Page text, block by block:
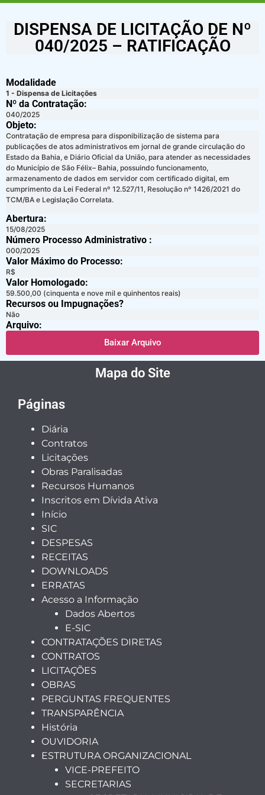
DISPENSA DE LICITAÇÃO DE Nº
040/2025 – RATIFICAÇÃO
Modalidade
1 - Dispensa de Licitações
Nº da Contratação:
040/2025
Objeto:
Contratação de empresa para disponibilização de sistema para
publicações de atos administrativos em jornal de grande circulação do
Estado da Bahia, e Diário Oficial da União, para atender as necessidades
do Município de São Félix– Bahia, possuindo funcionamento,
armazenamento de dados em servidor com certificado digital, em
cumprimento da Lei Federal nº 12.527/11, Resolução nº 1426/2021 do
TCM/BA e Legislação Correlata.
Abertura:
15/08/2025
Número Processo Administrativo :
000/2025
Valor Máximo do Processo: ​
R$
Valor Homologado: ​
59.500,00 (cinquenta e nove mil e quinhentos reais)
Recursos ou Impugnações? ​
Não
Arquivo:
Baixar Arquivo
Mapa do Site
Páginas
Diária
Contratos
Licitações
Obras Paralisadas
Recursos Humanos
Inscritos em Dívida Ativa
Início
SIC
DESPESAS
RECEITAS
DOWNLOADS
ERRATAS
Acesso a Informação
Dados Abertos
E-SIC
CONTRATAÇÕES DIRETAS
CONTRATOS
LICITAÇÕES
OBRAS
PERGUNTAS FREQUENTES
TRANSPARÊNCIA
História
OUVIDORIA
ESTRUTURA ORGANIZACIONAL
VICE-PREFEITO
SECRETARIAS